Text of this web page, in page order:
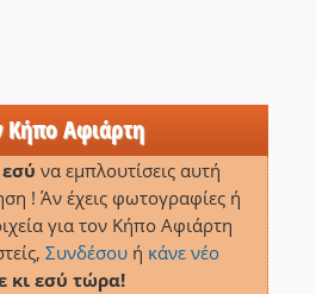
Κήπο Αφιάρτη
να εμπλουτίσεις αυτή
! Άν έχεις φωτογραφίες ή
για τον Κήπο Αφιάρτη
Συνδέσουή κάνε νέο
κι εσύ τώρα!